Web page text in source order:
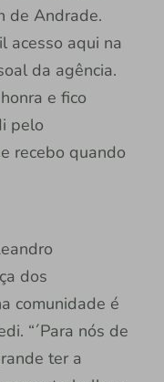
de Andrade.
acesso aqui na
da agência.
e fico
pelo
recebo quando
dos
comunidade é
“´Para nós de
ter a